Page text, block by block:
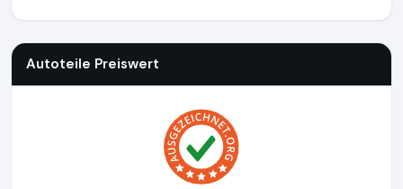
Autoteile Preiswert